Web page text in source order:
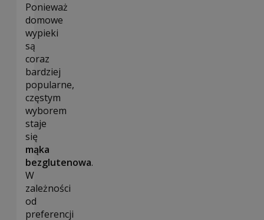
Ponieważ
domowe
wypieki
są
coraz
bardziej
popularne,
częstym
wyborem
staje
się
mąka
bezglutenowa.
W
zależności
od
preferencji